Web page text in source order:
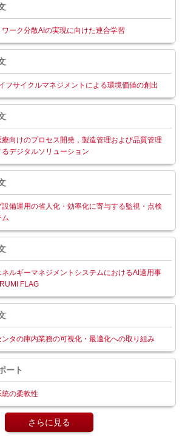
ワーク分散AIの実現に向けた連合学習
フサイクルマネジメントによる環境価値の創出
療向けのプロセス開発，製造管理および品質管理
るデジタルソリューション
設備運用の省人化・効率化に寄与する監視・点検
ム
ネルギーマネジメントシステムにおけるAI適用事
FLAG
ンタの庫内業務の可視化・最適化への取り組み
ート
統の柔軟性
さらに見る